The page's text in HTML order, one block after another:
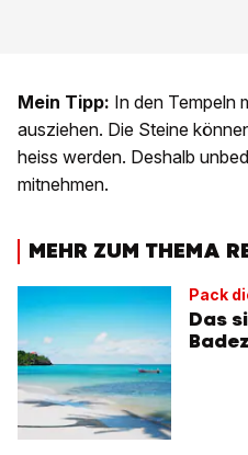
Mein Tipp: In den Tempeln
ausziehen. Die Steine
heiss werden. Deshalb
mitnehmen.
MEHR ZUM THEMA
Pack
Das